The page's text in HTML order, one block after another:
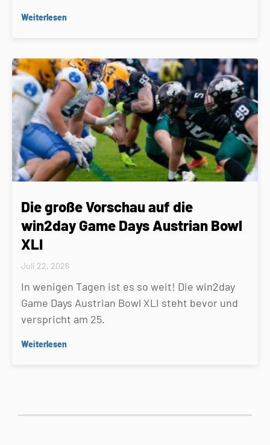
Weiterlesen
Die große Vorschau auf die
win2day Game Days Austrian Bowl
XLI
Juli 22, 2026
In wenigen Tagen ist es so weit! Die win2day
Game Days Austrian Bowl XLI steht bevor und
verspricht am 25.
Weiterlesen